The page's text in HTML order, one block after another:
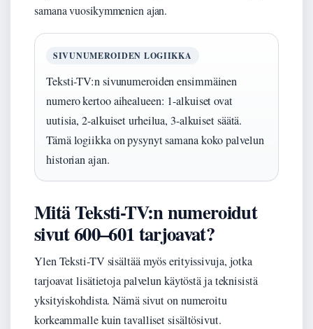
samana vuosikymmenien ajan.
SIVUNUMEROIDEN LOGIIKKA
Teksti-TV:n sivunumeroiden ensimmäinen
numero kertoo aihealueen: 1-alkuiset ovat
uutisia, 2-alkuiset urheilua, 3-alkuiset säätä.
Tämä logiikka on pysynyt samana koko palvelun
historian ajan.
Mitä Teksti-TV:n numeroidut
sivut 600–601 tarjoavat?
Ylen Teksti-TV sisältää myös erityissivuja, jotka
tarjoavat lisätietoja palvelun käytöstä ja teknisistä
yksityiskohdista. Nämä sivut on numeroitu
korkeammalle kuin tavalliset sisältösivut.